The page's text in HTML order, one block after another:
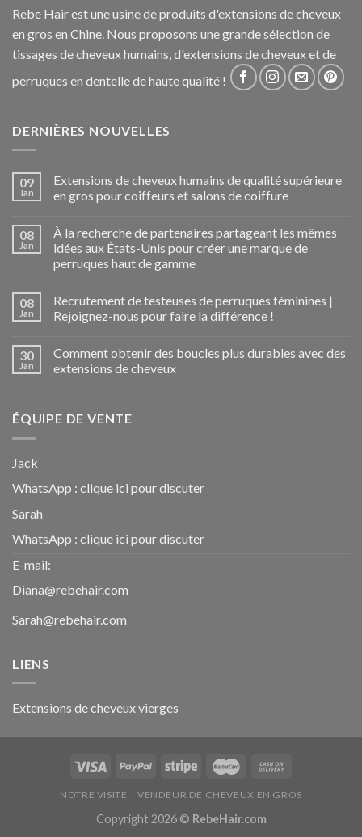
Rebe Hair est une usine de produits d'extensions de cheveux
en gros en Chine. Nous proposons une grande sélection de
tissages de cheveux humains, d'extensions de cheveux et de
perruques en dentelle de haute qualité !
DERNIÈRES NOUVELLES
09
Jan
Extensions de cheveux humains de qualité supérieure
en gros pour coiffeurs et salons de coiffure
08
Jan
À la recherche de partenaires partageant les mêmes
idées aux États-Unis pour créer une marque de
perruques haut de gamme
08
Jan
Recrutement de testeuses de perruques féminines |
Rejoignez-nous pour faire la différence !
30
Jan
Comment obtenir des boucles plus durables avec des
extensions de cheveux
ÉQUIPE DE VENTE
Jack
WhatsApp : clique ici pour discuter
Sarah
WhatsApp : clique ici pour discuter
E-mail:
Diana@rebehair.com
Sarah@rebehair.com
LIENS
Extensions de cheveux vierges
NOTRE VISITE VENDEUR DE CHEVEUX EN GROS
Copyright 2026 © RebeHair.com